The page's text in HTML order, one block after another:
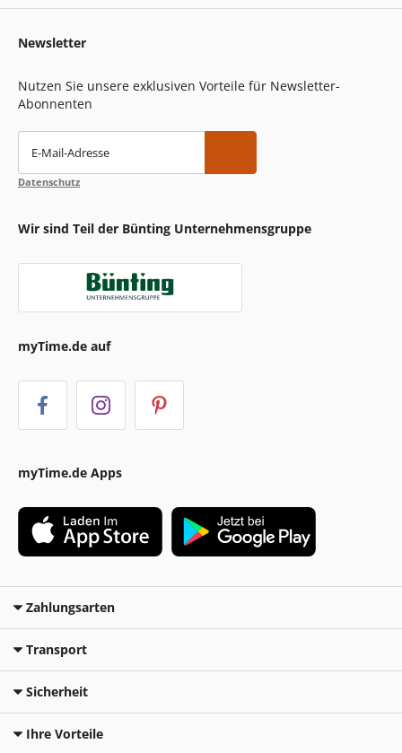
Newsletter
Nutzen Sie unsere exklusiven Vorteile für Newsletter-
Abonnenten
E-Mail-Adresse
Datenschutz
Wir sind Teil der Bünting Unternehmensgruppe
myTime.de auf
myTime.de Apps
Zahlungsarten
Transport
Sicherheit
Ihre Vorteile